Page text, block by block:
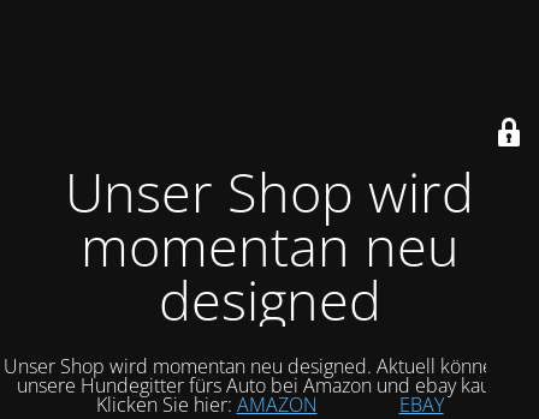
Unser Shop wird
momentan neu
designed
Unser Shop wird momentan neu designed. Aktuell können Sie
unsere Hundegitter fürs Auto bei Amazon und ebay kaufen.
Klicken Sie hier: AMAZON EBAY